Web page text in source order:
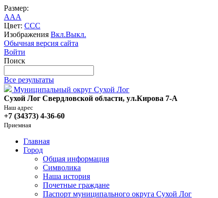
Размер:
AAA
Цвет: CCC
Изображения Вкл.Выкл.
Обычная версия сайта
Войти
Поиск
Все результаты
Муниципальный округ Сухой Лог
Сухой Лог Свердловской области, ул.Кирова 7-А
Наш адрес
+7 (34373) 4-36-60
Приемная
Главная
Город
Общая информация
Символика
Наша история
Почетные граждане
Паспорт муниципального округа Сухой Лог